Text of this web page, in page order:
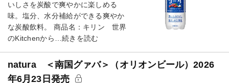
いしさを炭酸で爽やかに楽しめる
味。塩分、水分補給ができる爽やか
な炭酸飲料。 商品名：キリン 世界
のKitchenから…続きを読む
natura ＜南国グァバ＞（オリオンビール）2026
年6月23日発売